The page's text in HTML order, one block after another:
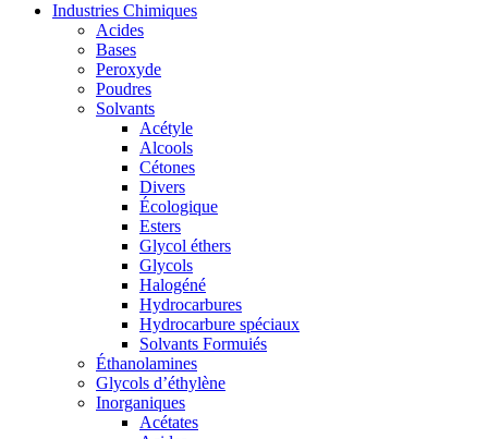
Industries Chimiques
Acides
Bases
Peroxyde
Poudres
Solvants
Acétyle
Alcools
Cétones
Divers
Écologique
Esters
Glycol éthers
Glycols
Halogéné
Hydrocarbures
Hydrocarbure spéciaux
Solvants Formuiés
Éthanolamines
Glycols d’éthylène
Inorganiques
Acétates